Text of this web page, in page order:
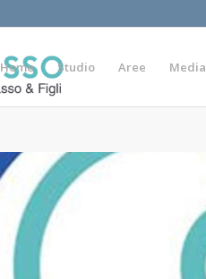
Home Studio Aree Media